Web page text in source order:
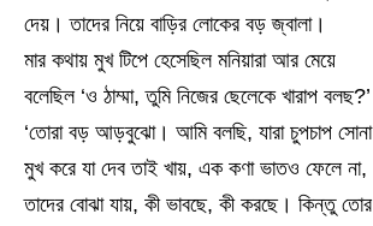
দেয়। তাদের নিয়ে বাড়ির লোকের বড় জ্বালা।
মার কথায় মুখ টিপে হেসেছিল মনিয়ারা আর মেয়ে
বলেছিল ‘ও ঠাম্মা, তুমি নিজের ছেলেকে খারাপ বলছ?’
‘তোরা বড় আড়বুঝো। আমি বলছি, যারা চুপচাপ সোনা
মুখ করে যা দেব তাই খায়, এক কণা ভাতও ফেলে না,
তাদের বোঝা যায়, কী ভাবছে, কী করছে। কিন্তু তোর